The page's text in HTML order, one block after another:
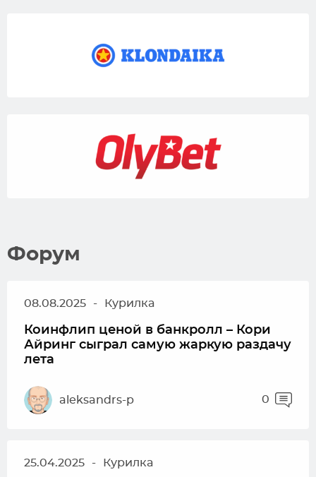
Форум
08.08.2025 - Курилка
Коинфлип ценой в банкролл – Кори
Айринг сыграл самую жаркую раздачу
лета
aleksandrs-p 0
25.04.2025 - Курилка